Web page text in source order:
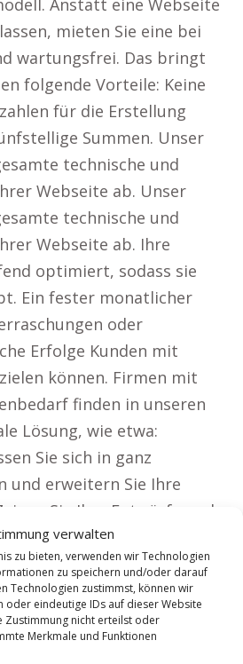
verwalten
zu bieten, verwenden wir Technologien
zu speichern und/oder darauf
Technologien zustimmst, können wir
oder eindeutige IDs auf dieser Website
Zustimmung nicht erteilst oder
Merkmale und Funktionen
Anstatt eine Webseite
mieten Sie eine bei
wartungsfrei. Das bringt
folgende Vorteile: Keine
für die Erstellung
Summen. Unser
technische und
Webseite ab. Unser
technische und
Webseite ab. Ihre
optimiert, sodass sie
Ein fester monatlicher
oder
Erfolge Kunden mit
können. Firmen mit
finden in unseren
Lösung, wie etwa:
Sie sich in ganz
und erweitern Sie Ihre
Sie Ihre Entwürfe und
neue Kunden.
Dienstleistungen werden
Privatkunden entdeckt.
Sie Veranstaltungen
Lösungen die besten sind.